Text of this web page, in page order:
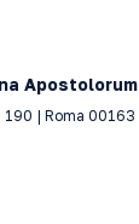
Apostolorum
| Roma 00163